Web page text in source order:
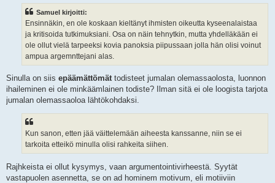
Samuel kirjoitti:
Ensinnäkin, en ole koskaan kieltänyt ihmisten oikeutta kyseenalaistaa
ja kritisoida tutkimuksiani. Osa on näin tehnytkin, mutta yhdelläkään ei
ole ollut vielä tarpeeksi kovia panoksia piipussaan jolla hän olisi voinut
ampua argemnttejani alas.
Sinulla on siis epäämättömät todisteet jumalan olemassaolosta, luonnon
ihaileminen ei ole minkäämlainen todiste? Ilman sitä ei ole loogista tarjota
jumalan olemassaoloa lähtökohdaksi.
Kun sanon, etten jää väittelemään aiheesta kanssanne, niin se ei
tarkoita etteikö minulla olisi rahkeita siihen.
Rajhkeista ei ollut kysymys, vaan argumentointivirheestä. Syytät
vastapuolen asennetta, se on ad hominem motivum, eli motiiviin